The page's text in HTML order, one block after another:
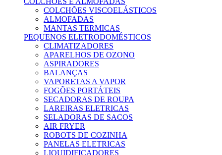
COLCHÕES VISCOELÁSTICOS
ALMOFADAS
MANTAS TERMICAS
PEQUENOS ELETRODOMÉSTICOS
CLIMATIZADORES
APARELHOS DE OZONO
ASPIRADORES
BALANÇAS
VAPORETAS A VAPOR
FOGÕES PORTÁTEIS
SECADORAS DE ROUPA
LAREIRAS ELETRICAS
SELADORAS DE SACOS
AIR FRYER
ROBOTS DE COZINHA
PANELAS ELETRICAS
LIQUIDIFICADORES